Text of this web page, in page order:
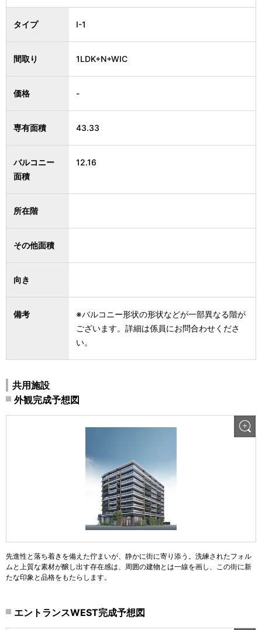
タイプ I-1
間取り 1LDK+N+WIC
価格 -
専有面積 43.33
バルコニー
面積
12.16
所在階
その他面積
向き
備考
※バルコニー形状の形状などが一部異なる階が
ございます。詳細は係員にお問合わせくださ
い。
共用施設
外観完成予想図
先進性と落ち着きを備えた佇まいが、静かに街に寄り添う。洗練されたフォル
ムと上質な素材が醸し出す存在感は、周囲の建物とは一線を画し、この街に新
たな印象と品格をもたらします。
エントランスWEST完成予想図